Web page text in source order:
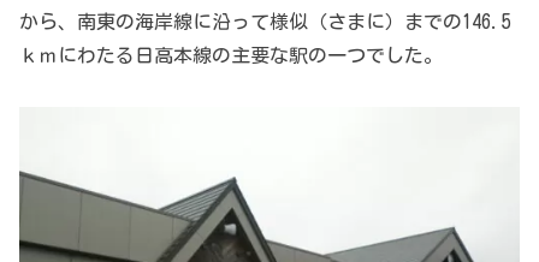
から、南東の海岸線に沿って様似（さまに）までの146.5
ｋｍにわたる日高本線の主要な駅の一つでした。